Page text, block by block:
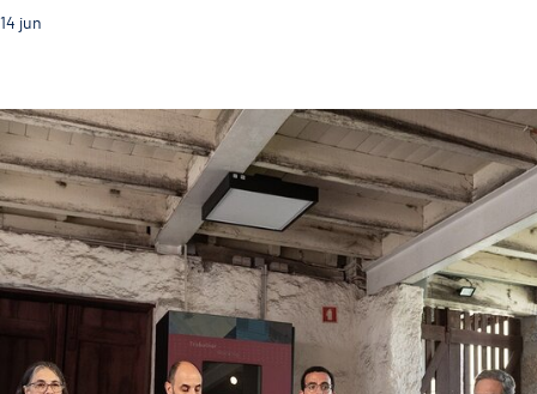
14 jun
Dia UM de Portugal: 896 anos de Portugal celebrados